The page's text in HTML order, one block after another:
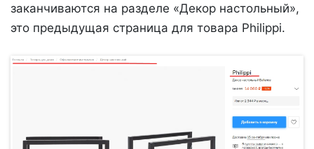
заканчиваются на разделе «Декор настольный»,
это предыдущая страница для товара Philippi.